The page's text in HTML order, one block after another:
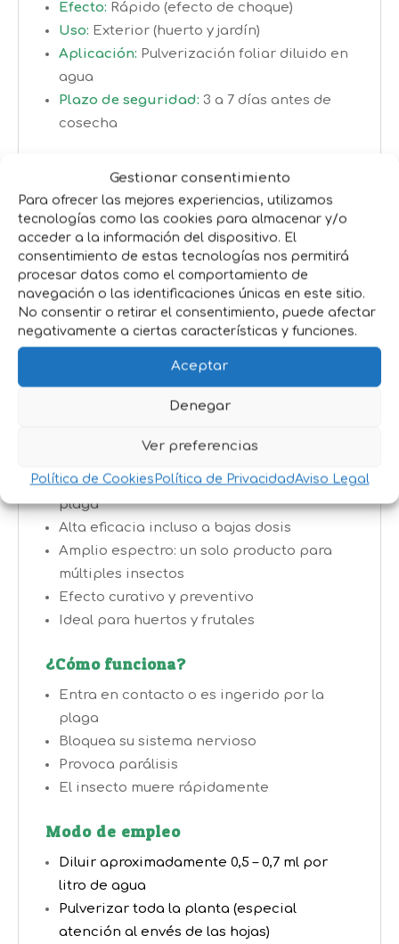
Gestionar consentimiento
Para ofrecer las mejores experiencias, utilizamos
tecnologías como las cookies para almacenar y/o
acceder a la información del dispositivo. El
consentimiento de estas tecnologías nos permitirá
procesar datos como el comportamiento de
navegación o las identificaciones únicas en este sitio.
No consentir o retirar el consentimiento, puede afectar
negativamente a ciertas características y funciones.
Aceptar
Denegar
Ver preferencias
Política de Cookies Política de PrivacidadAviso Legal
Efecto: Rápido (efecto de choque)
Uso: Exterior (huerto y jardín)
Aplicación: Pulverización foliar diluido en
agua
Plazo de seguridad: 3 a 7 días antes de
cosecha
Pulgón
Orugas
Mosca blanca
Trips
Escarabajo de la patata
Mosca de la fruta
Gusanos de suelo
Actúa sobre insectos chupadores y
masticadores, cubriendo prácticamente
todas las plagas habituales del huerto.
Acción rápida: efecto inmediato sobre la
plaga
Alta eficacia incluso a bajas dosis
Amplio espectro: un solo producto para
múltiples insectos
Efecto curativo y preventivo
Ideal para huertos y frutales
¿Cómo funciona?
Entra en contacto o es ingerido por la
plaga
Bloquea su sistema nervioso
Provoca parálisis
El insecto muere rápidamente
Modo de empleo
Diluir aproximadamente 0,5 – 0,7 ml por
litro de agua
Pulverizar toda la planta (especial
atención al envés de las hojas)